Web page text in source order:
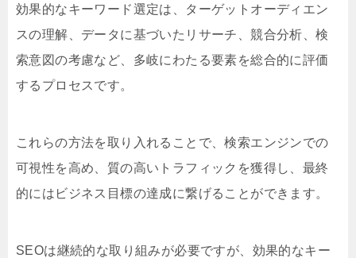
効果的なキーワード選定は、ターゲットオーディエン
スの理解、データに基づいたリサーチ、競合分析、検
索意図の考慮など、多岐にわたる要素を総合的に評価
するプロセスです。
これらの方法を取り入れることで、検索エンジンでの
可視性を高め、質の高いトラフィックを獲得し、最終
的にはビジネス目標の達成に繋げることができます。
SEOは継続的な取り組みが必要ですが、効果的なキー